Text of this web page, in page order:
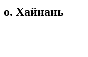
о. Хайнань